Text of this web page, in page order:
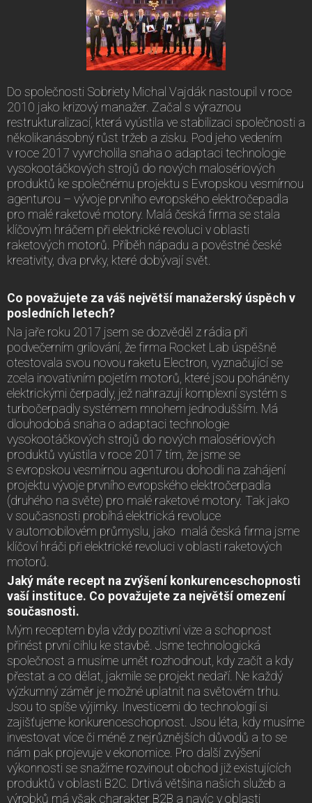
Do společnosti Sobriety Michal Vajdák nastoupil v roce
2010 jako krizový manažer. Začal s výraznou
restrukturalizací, která vyústila ve stabilizaci společnosti a
několikanásobný růst tržeb a zisku. Pod jeho vedením
v roce 2017 vyvrcholila snaha o adaptaci technologie
vysokootáčkových strojů do nových malosériových
produktů ke společnému projektu s Evropskou vesmírnou
agenturou – vývoje prvního evropského elektročepadla
pro malé raketové motory. Malá česká firma se stala
klíčovým hráčem při elektrické revoluci v oblasti
raketových motorů. Příběh nápadu a pověstné české
kreativity, dva prvky, které dobývají svět.
Co považujete za váš největší manažerský úspěch v
posledních letech?
Na jaře roku 2017 jsem se dozvěděl z rádia při
podvečerním grilování, že firma Rocket Lab úspěšně
otestovala svou novou raketu Electron, vyznačující se
zcela inovativním pojetím motorů, které jsou poháněny
elektrickými čerpadly, jež nahrazují komplexní systém s
turbočerpadly systémem mnohem jednodušším. Má
dlouhodobá snaha o adaptaci technologie
vysokootáčkových strojů do nových malosériových
produktů vyústila v roce 2017 tím, že jsme se
s evropskou vesmírnou agenturou dohodli na zahájení
projektu vývoje prvního evropského elektročerpadla
(druhého na světe) pro malé raketové motory. Tak jako
v současnosti probíhá elektrická revoluce
v automobilovém průmyslu, jako malá česká firma jsme
klíčoví hráči při elektrické revoluci v oblasti raketových
motorů.
Jaký máte recept na zvýšení konkurenceschopnosti
vaší instituce. Co považujete za největší omezení
současnosti.
Mým receptem byla vždy pozitivní vize a schopnost
přinést první cihlu ke stavbě. Jsme technologická
společnost a musíme umět rozhodnout, kdy začít a kdy
přestat a co dělat, jakmile se projekt nedaří. Ne každý
výzkumný záměr je možné uplatnit na světovém trhu.
Jsou to spíše výjimky. Investicemi do technologií si
zajišťujeme konkurenceschopnost. Jsou léta, kdy musíme
investovat více či méně z nejrůznějších důvodů a to se
nám pak projevuje v ekonomice. Pro další zvýšení
výkonnosti se snažíme rozvinout obchod již existujících
produktů v oblasti B2C. Drtivá většina našich služeb a
výrobků má však charakter B2B a navíc v oblasti